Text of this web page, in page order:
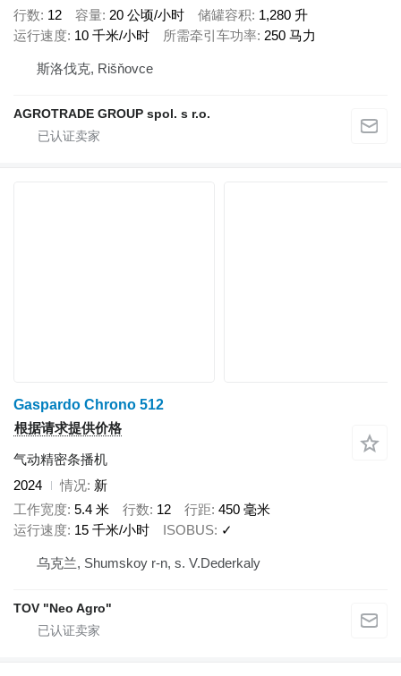
行数 12 容量 20 公顷/小时 储罐容积 1,280 升
运行速度 10 千米/小时 所需牵引车功率 250 马力
斯洛伐克, Rišňovce
AGROTRADE GROUP spol. s r.o.
Gaspardo Chrono 512
根据请求提供价格
气动精密条播机
2024
情况 新
工作宽度 5.4 米 行数 12 行距 450 毫米
运行速度 15 千米/小时 ISOBUS ✓
乌克兰, Shumskoy r-n, s. V.Dederkaly
TOV "Neo Agro"